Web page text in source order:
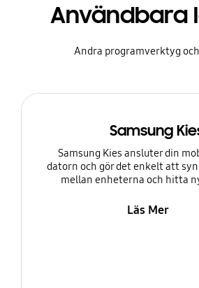
Användbara
Andra programverktyg
Samsung
Samsung Kies ansluter din
datorn och gör det enkelt att
mellan enheterna och hitta
Läs Mer